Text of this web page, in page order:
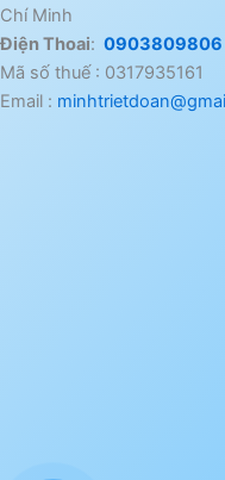
Chí Minh
Điện Thoai: 0903809806
Mã số thuế : 0317935161
Email :